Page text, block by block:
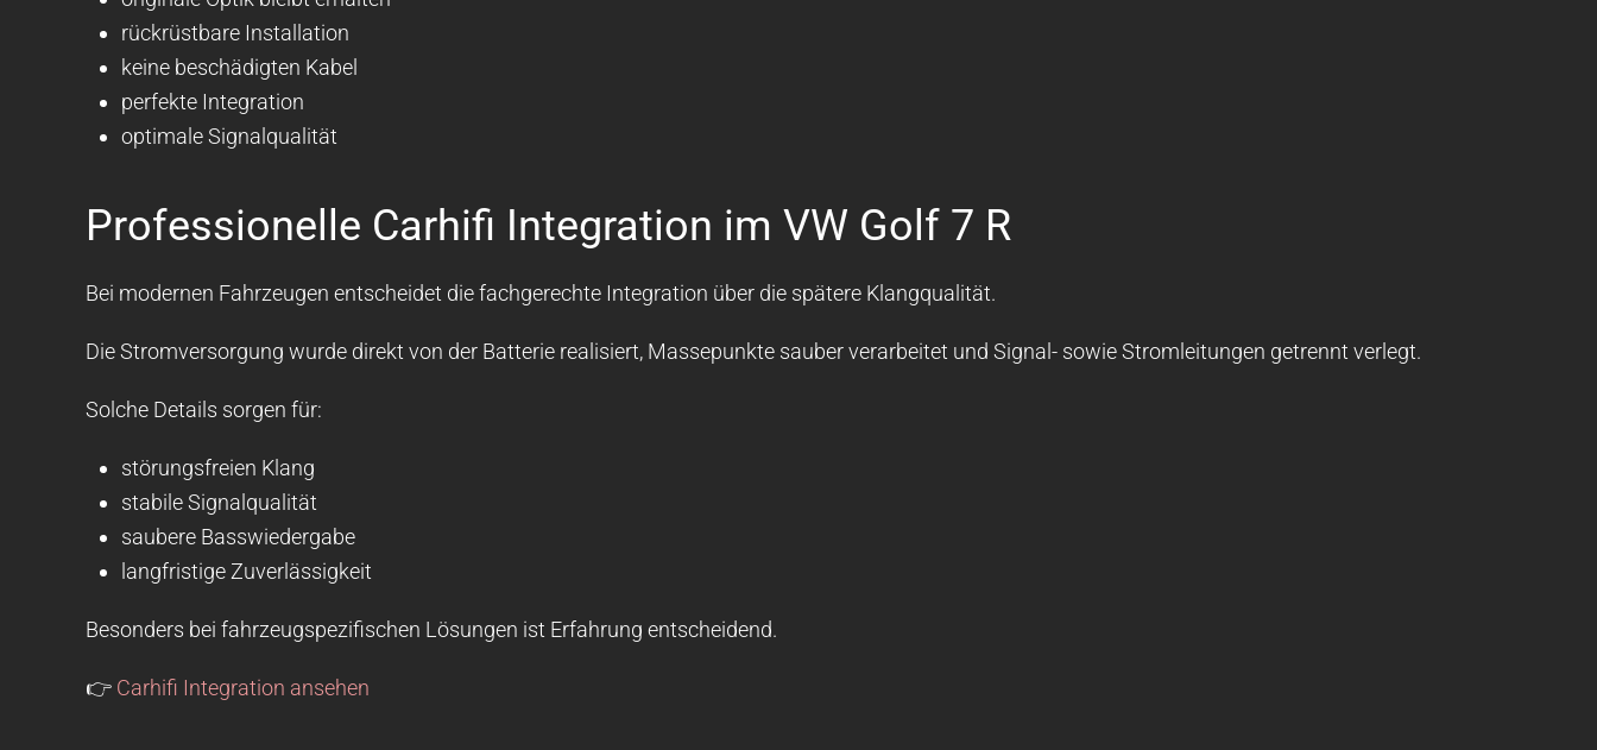
rückrüstbare Installation
keine beschädigten Kabel
perfekte Integration
optimale Signalqualität
Professionelle Carhifi Integration im VW Golf 7 R
Bei modernen Fahrzeugen entscheidet die fachgerechte Integration über die spätere Klangqualität.
Die Stromversorgung wurde direkt von der Batterie realisiert, Massepunkte sauber verarbeitet und Signal- sowie Stromleitungen getrennt verlegt.
Solche Details sorgen für:
störungsfreien Klang
stabile Signalqualität
saubere Basswiedergabe
langfristige Zuverlässigkeit
Besonders bei fahrzeugspezifischen Lösungen ist Erfahrung entscheidend.
👉 Carhifi Integration ansehen